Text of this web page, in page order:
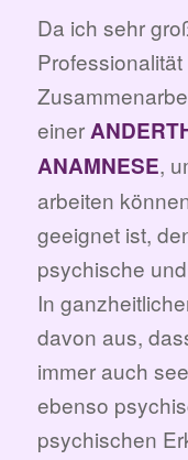
Da ich sehr
einer
ANAMNESE,
arbeiten
geeignet ist,
psychische
In
davon aus,
immer auch
ebenso
psychischen